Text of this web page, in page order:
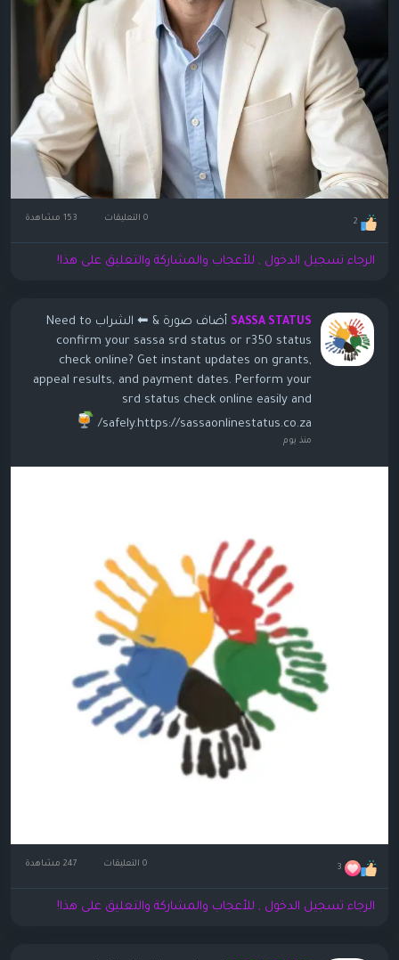
2 0 التعليقات
الرجاء تسجيل الدخول , للأعجاب والمشاركة والتعليق على هذا!
SASSA STATUS أضاف صورة
& ⬅ الشراب Need to
confirm your sassa srd status or r350 status
check online? Get instant updates on grants,
appeal results, and payment dates. Perform your
srd status check online easily and
safely.https://sassaonlinestatus.co.za/
منذ يوم
3 0 التعليقات
الرجاء تسجيل الدخول , للأعجاب والمشاركة والتعليق على هذا!